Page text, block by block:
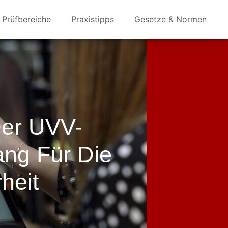
Prüfbereiche Praxistipps Gesetze & Normen
UVV-
Für Die